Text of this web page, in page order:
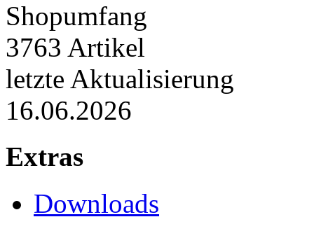
Shopumfang
3763 Artikel
letzte Aktualisierung
16.06.2026
Extras
Downloads